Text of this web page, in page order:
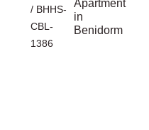
/ BHHS-
CBL-
1386
Apartment
in
Benidorm